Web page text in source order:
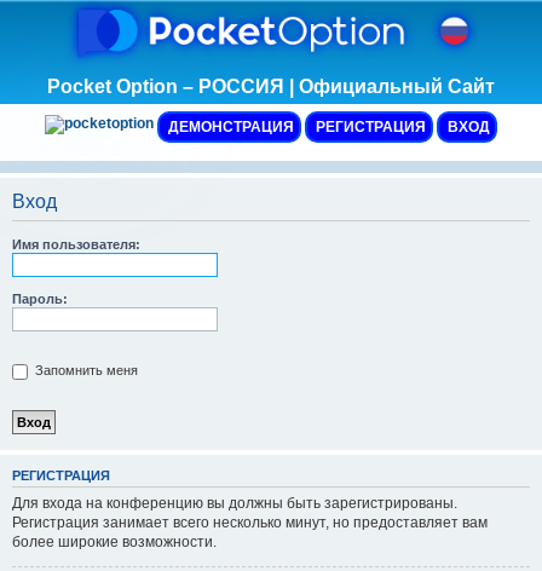
Pocket Option – РОССИЯ | Официальный Сайт
ДЕМОНСТРАЦИЯ РЕГИСТРАЦИЯ ВХОД
Вход
Имя пользователя:
Пароль:
Запомнить меня
РЕГИСТРАЦИЯ
Для входа на конференцию вы должны быть зарегистрированы.
Регистрация занимает всего несколько минут, но предоставляет вам
более широкие возможности.